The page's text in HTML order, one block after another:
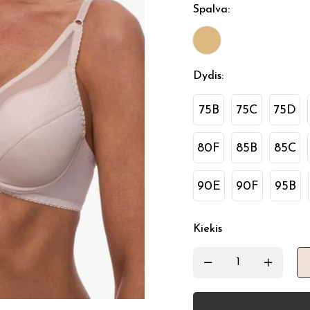
Spalva:
Dydis:
75B 75C 75D
80F 85B 85C
90E 90F 95B
Kiekis